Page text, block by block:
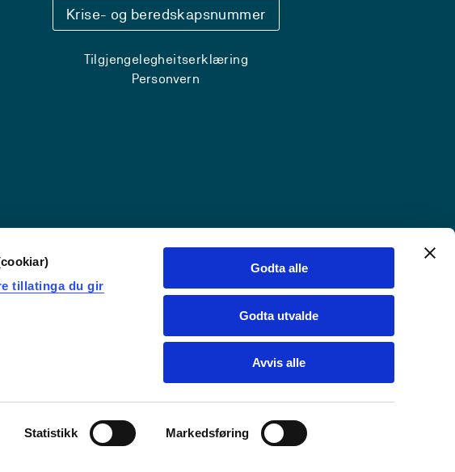
tillatinga du gir
Statistikk
Markedsføring
Godta alle
Godta utvalde
Avvis alle
Krise- og beredskapsnummer
Tilgjengelegheitserklæring
Personvern